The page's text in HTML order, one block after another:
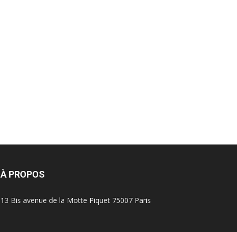
À PROPOS
13 Bis avenue de la Motte Piquet 75007 Paris